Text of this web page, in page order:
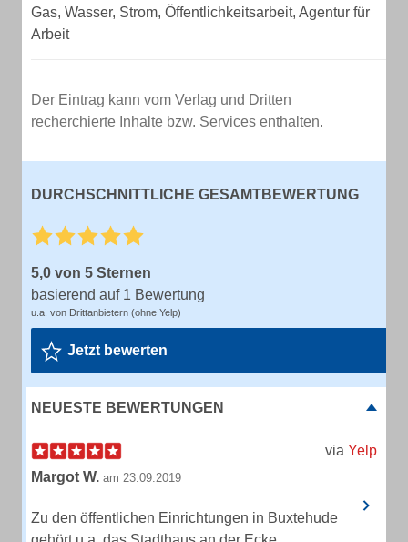
Gas, Wasser, Strom, Öffentlichkeitsarbeit, Agentur für
Arbeit
Der Eintrag kann vom Verlag und Dritten
recherchierte Inhalte bzw. Services enthalten.
DURCHSCHNITTLICHE GESAMTBEWERTUNG
5,0 von 5 Sternen
basierend auf 1 Bewertung
u.a. von Drittanbietern (ohne Yelp)
Jetzt bewerten
NEUESTE BEWERTUNGEN
via Yelp
Margot W. am 23.09.2019
Zu den öffentlichen Einrichtungen in Buxtehude